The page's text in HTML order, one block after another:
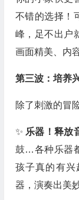
不错的选择！
峰，足不出户
画面精美、内
第三波：培养
除了刺激的冒
✨ 乐器！释放
鼓…各种乐器
孩子真的有
器，演奏出美